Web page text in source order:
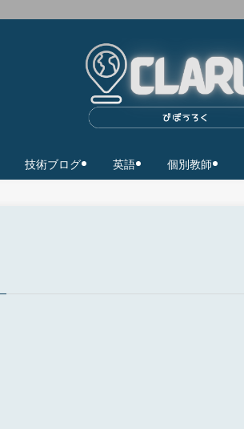
技術ブログ 英語 個別教師